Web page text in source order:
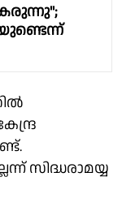
സിദ്ധരാമയ്യ